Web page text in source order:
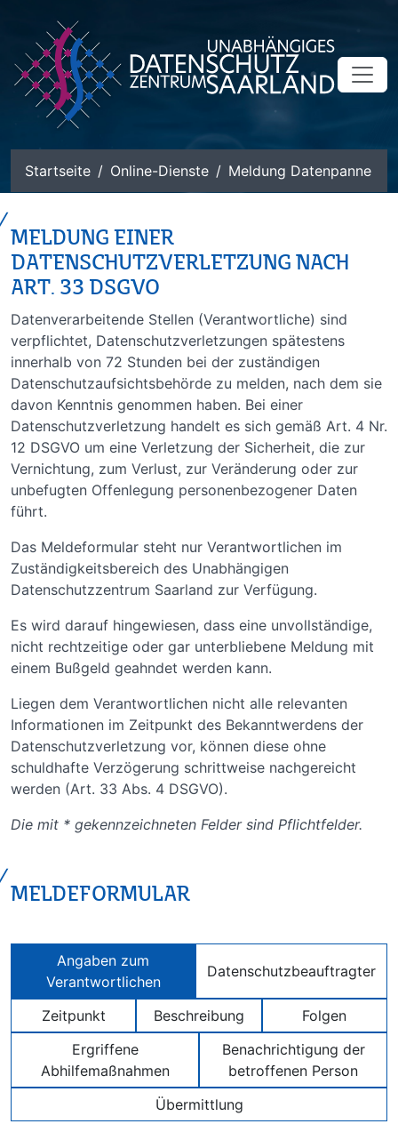
Startseite Online-Dienste Meldung Datenpanne
MELDUNG EINER
DATENSCHUTZVERLETZUNG NACH
ART. 33 DSGVO
Datenverarbeitende Stellen (Verantwortliche) sind
verpflichtet, Datenschutzverletzungen spätestens
innerhalb von 72 Stunden bei der zuständigen
Datenschutzaufsichtsbehörde zu melden, nach dem sie
davon Kenntnis genommen haben. Bei einer
Datenschutzverletzung handelt es sich gemäß Art. 4 Nr.
12 DSGVO um eine Verletzung der Sicherheit, die zur
Vernichtung, zum Verlust, zur Veränderung oder zur
unbefugten Offenlegung personenbezogener Daten
führt.
Das Meldeformular steht nur Verantwortlichen im
Zuständigkeitsbereich des Unabhängigen
Datenschutzzentrum Saarland zur Verfügung.
Es wird darauf hingewiesen, dass eine unvollständige,
nicht rechtzeitige oder gar unterbliebene Meldung mit
einem Bußgeld geahndet werden kann.
Liegen dem Verantwortlichen nicht alle relevanten
Informationen im Zeitpunkt des Bekanntwerdens der
Datenschutzverletzung vor, können diese ohne
schuldhafte Verzögerung schrittweise nachgereicht
werden (Art. 33 Abs. 4 DSGVO).
Die mit * gekennzeichneten Felder sind Pflichtfelder.
MELDEFORMULAR
Angaben zum
Verantwortlichen
Datenschutzbeauftragter
Zeitpunkt Beschreibung
Folgen
Ergriffene
Abhilfemaßnahmen
Benachrichtigung der
betroffenen Person
Übermittlung